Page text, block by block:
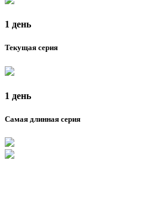
1 день
Текущая серия
1 день
Самая длинная серия